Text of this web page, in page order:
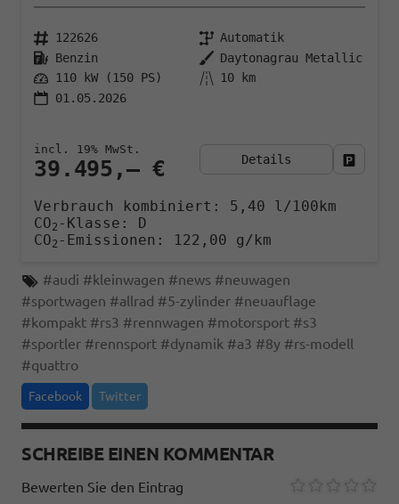
122626
Automatik
Benzin
Daytonagrau Metallic
110 kW (150 PS)
10 km
01.05.2026
39.495,– €
incl. 19% MwSt.
Details
Verbrauch kombiniert: 5,40 l/100km
CO2 -Klasse:
D
CO2 -Emissionen: 122,00 g/km
#audi #kleinwagen #news #neuwagen
#sportwagen #allrad #5-zylinder #neuauflage
#kompakt #rs3 #rennwagen #motorsport #s3
#sportler #rennsport #dynamik #a3 #8y #rs-modell
#quattro
Facebook Twitter
SCHREIBE EINEN KOMMENTAR
Bewerten Sie den Eintrag